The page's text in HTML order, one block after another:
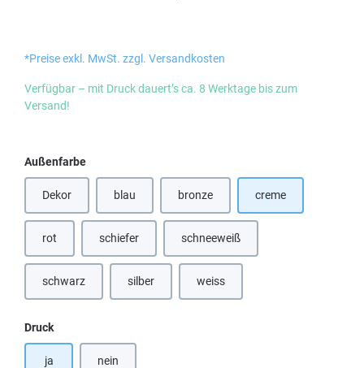
*Preise exkl. MwSt. zzgl. Versandkosten
Verfügbar – mit Druck dauert’s ca. 8 Werktage bis zum
Versand!
Außenfarbeauswählen
Dekor(Diese Option ist zurzeit nicht verfügbar.)
blau bronze(Diese Option ist zurzeit nicht
creme
rot(Diese Option ist zurzeit nicht verfügbar.)
schiefer(Diese Option ist zurzeit nicht verfügbar.)
schneeweiß(Diese Option ist zurzeit nicht
schwarz(Diese Option ist zurzeit nicht verfügbar.)
silber(Diese Option ist zurzeit nicht verfügbar.)
weiss
Druckauswählen
ja nein